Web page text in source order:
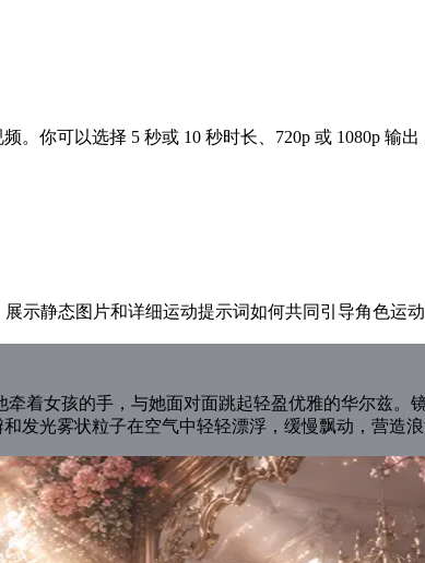
。你可以选择 5 秒或 10 秒时长、720p 或 1080p
示静态图片和详细运动提示词如何共同引导角色运
着女孩的手，与她面对面跳起轻盈优雅的华尔兹。
发光雾状粒子在空气中轻轻漂浮，缓慢飘动，营造浪